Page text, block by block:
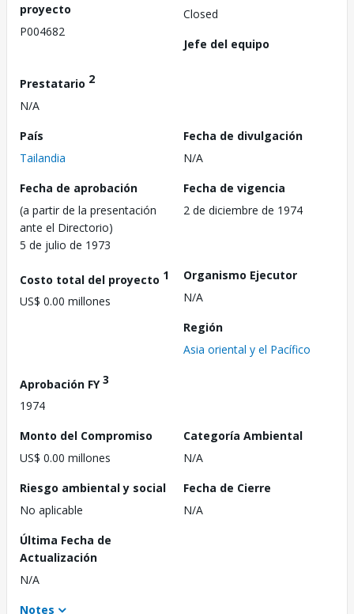
proyecto
P004682
Closed
Jefe del equipo
Prestatario 2
N/A
País
Tailandia
Fecha de divulgación
N/A
Fecha de aprobación
(a partir de la presentación
ante el Directorio)
5 de julio de 1973
Fecha de vigencia
2 de diciembre de 1974
Costo total del proyecto 1
US$ 0.00 millones
Organismo Ejecutor
N/A
Región
Asia oriental y el Pacífico
Aprobación FY3
1974
Monto del Compromiso
US$ 0.00 millones
Categoría Ambiental
N/A
Riesgo ambiental y social
No aplicable
Fecha de Cierre
N/A
Última Fecha de
Actualización
N/A
Notes